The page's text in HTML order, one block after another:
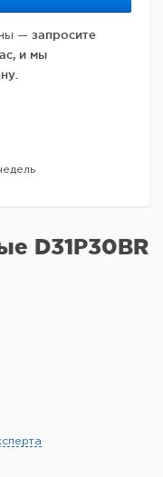
— запросите
и мы
D31P30BR